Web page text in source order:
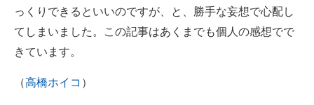
っくりできるといいのですが、と、勝手な妄想で心配し
てしまいました。この記事はあくまでも個人の感想でで
きています。
（高橋ホイコ ）